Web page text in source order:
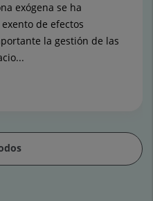
exógena se ha
de efectos
la gestión de las